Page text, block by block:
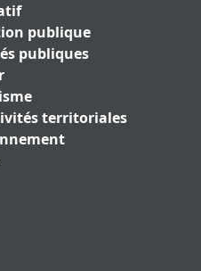
publique
publiques
territoriales